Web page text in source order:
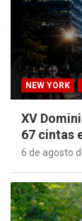
NEW YORK
XV
67 cintas
6 de agosto